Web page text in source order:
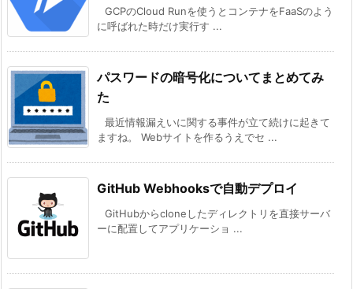
GCPのCloud Runを使うとコンテナをFaaSのよう
に呼ばれた時だけ実行す ...
パスワードの暗号化についてまとめてみ
た
最近情報漏えいに関する事件が立て続けに起きて
ますね。 Webサイトを作るうえでセ ...
GitHub Webhooksで自動デプロイ
GitHubからcloneしたディレクトリを直接サーバ
ーに配置してアプリケーショ ...